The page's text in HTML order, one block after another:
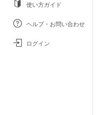
使い方ガイド
ヘルプ・お問い合わせ
ログイン